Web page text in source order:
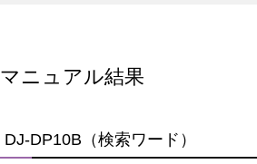
マニュアル結果
DJ-DP10B（検索ワード）